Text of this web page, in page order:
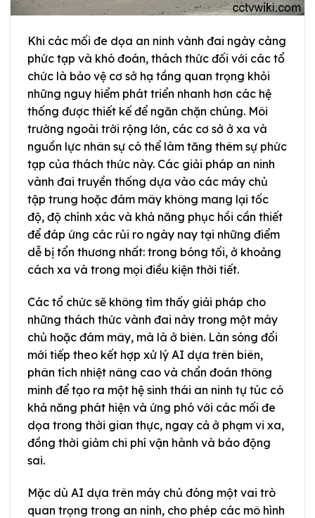
Khi các mối đe dọa an ninh vành đai ngày càng
phức tạp và khó đoán, thách thức đối với các tổ
chức là bảo vệ cơ sở hạ tầng quan trọng khỏi
những nguy hiểm phát triển nhanh hơn các hệ
thống được thiết kế để ngăn chặn chúng. Môi
trường ngoài trời rộng lớn, các cơ sở ở xa và
nguồn lực nhân sự có thể làm tăng thêm sự phức
tạp của thách thức này. Các giải pháp an ninh
vành đai truyền thống dựa vào các máy chủ
tập trung hoặc đám mây không mang lại tốc
độ, độ chính xác và khả năng phục hồi cần thiết
để đáp ứng các rủi ro ngày nay tại những điểm
dễ bị tổn thương nhất: trong bóng tối, ở khoảng
cách xa và trong mọi điều kiện thời tiết.
Các tổ chức sẽ không tìm thấy giải pháp cho
những thách thức vành đai này trong một máy
chủ hoặc đám mây, mà là ở biên. Làn sóng đổi
mới tiếp theo kết hợp xử lý AI dựa trên biên,
phân tích nhiệt nâng cao và chẩn đoán thông
minh để tạo ra một hệ sinh thái an ninh tự túc có
khả năng phát hiện và ứng phó với các mối đe
dọa trong thời gian thực, ngay cả ở phạm vi xa,
đồng thời giảm chi phí vận hành và báo động
sai.
Mặc dù AI dựa trên máy chủ đóng một vai trò
quan trọng trong an ninh, cho phép các mô hình